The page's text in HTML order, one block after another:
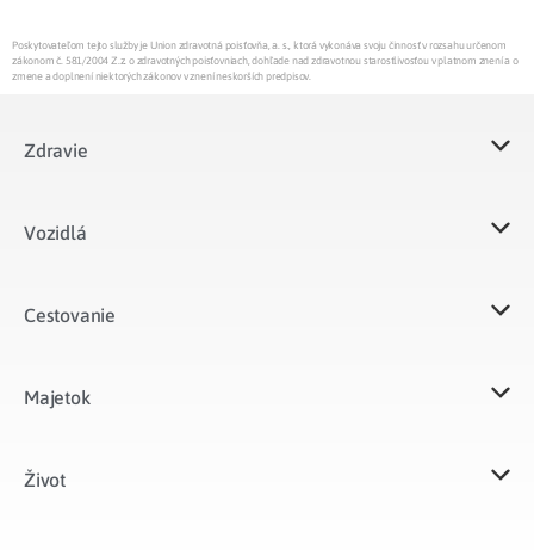
Poskytovateľom tejto služby je Union zdravotná poisťovňa, a. s., ktorá vykonáva svoju činnosť v rozsahu určenom
zákonom č. 581/2004 Z.z. o zdravotných poisťovniach, dohľade nad zdravotnou starostlivosťou v platnom znení a o
zmene a doplnení niektorých zákonov v znení neskorších predpisov.
Zdravie
Vozidlá​
Cestovanie
Majetok​
Život​